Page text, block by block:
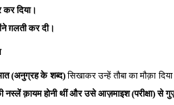
दिया।
ग़लती कर दी।
(अनुग्रह के शब्द)सिखाकर उन्हें तौबा का मौक़ा
नस्लें क़ायम होनी थीं और उसे आज़माइश (परीक्षा) से